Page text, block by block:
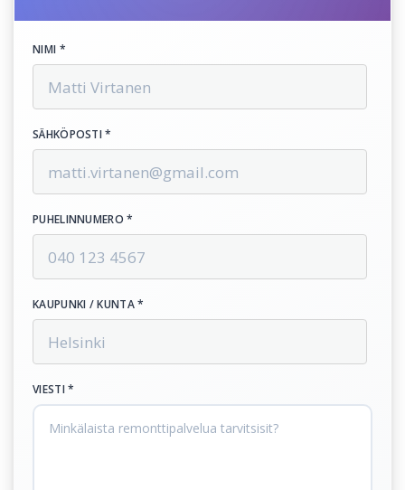
NIMI *
SÄHKÖPOSTI *
PUHELINNUMERO *
KAUPUNKI / KUNTA *
VIESTI *